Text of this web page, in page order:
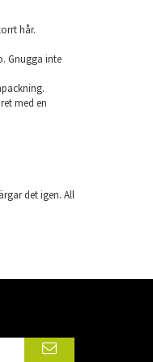
hår.
Gnugga inte
med en
det igen. All